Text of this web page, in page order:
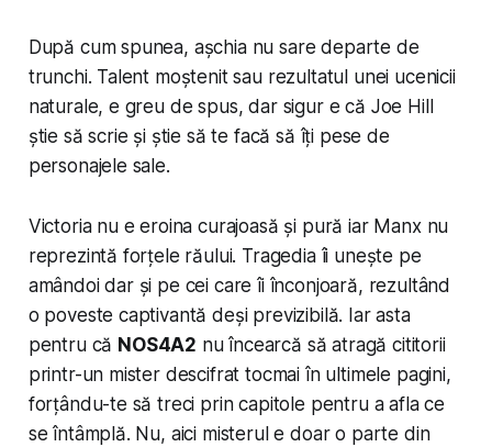
După cum spunea, așchia nu sare departe de
trunchi. Talent moștenit sau rezultatul unei ucenicii
naturale, e greu de spus, dar sigur e că Joe Hill
știe să scrie și știe să te facă să îți pese de
personajele sale.
Victoria nu e eroina curajoasă și pură iar Manx nu
reprezintă forțele răului. Tragedia îi unește pe
amândoi dar și pe cei care îi înconjoară, rezultând
o poveste captivantă deși previzibilă. Iar asta
pentru că NOS4A2 nu încearcă să atragă cititorii
printr-un mister descifrat tocmai în ultimele pagini,
forțându-te să treci prin capitole pentru a afla ce
se întâmplă. Nu, aici misterul e doar o parte din